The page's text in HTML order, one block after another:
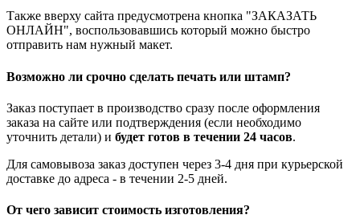
Также вверху сайта предусмотрена кнопка "ЗАКАЗАТЬ
ОНЛАЙН", воспользовавшись который можно быстро
отправить нам нужный макет.
Возможно ли срочно сделать печать или штамп?
Заказ поступает в производство сразу после оформления
заказа на сайте или подтверждения (если необходимо
уточнить детали) и будет готов в течении 24 часов.
Для самовывоза заказ доступен через 3-4 дня при курьерской
доставке до адреса - в течении 2-5 дней.
От чего зависит стоимость изготовления?